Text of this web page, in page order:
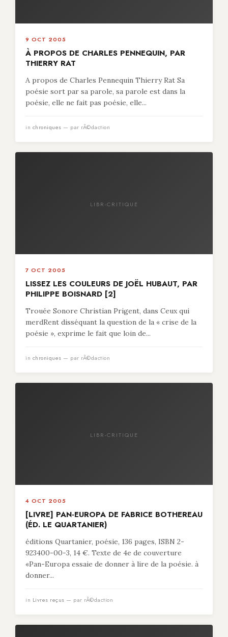
9 OCT 2005
À PROPOS DE CHARLES PENNEQUIN, PAR
THIERRY RAT
A propos de Charles Pennequin Thierry Rat Sa
poésie sort par sa parole, sa parole est dans la
poésie, elle ne fait pas poésie, elle...
in chroniques — par rÃ©daction
LIBR-CRITIQUE
7 OCT 2005
LISSEZ LES COULEURS DE JOËL HUBAUT, PAR
PHILIPPE BOISNARD [2]
Trouée Sonore Christian Prigent, dans Ceux qui
merdRent disséquant la question de la « crise de la
poésie », exprime le fait que loin de...
in chroniques — par rÃ©daction
LIBR-CRITIQUE
4 OCT 2005
[LIVRE] PAN-EUROPA DE FABRICE BOTHEREAU
(ÉD. LE QUARTANIER)
éditions Quartanier, poésie, 136 pages, ISBN 2-
923400-00-3, 14 €. Texte de 4e de couverture
«Pan-Europa essaie de donner à lire de la poésie. à
donner...
in Livres reçus — par rÃ©daction